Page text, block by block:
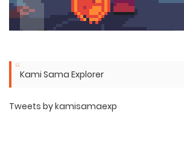
Kami Sama Explorer
Tweets by kamisamaexp